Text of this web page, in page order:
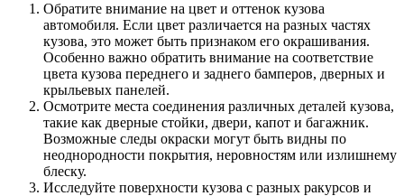
Обратите внимание на цвет и оттенок кузова
автомобиля. Если цвет различается на разных частях
кузова, это может быть признаком его окрашивания.
Особенно важно обратить внимание на соответствие
цвета кузова переднего и заднего бамперов, дверных и
крыльевых панелей.
Осмотрите места соединения различных деталей кузова,
такие как дверные стойки, двери, капот и багажник.
Возможные следы окраски могут быть видны по
неоднородности покрытия, неровностям или излишнему
блеску.
Исследуйте поверхности кузова с разных ракурсов и